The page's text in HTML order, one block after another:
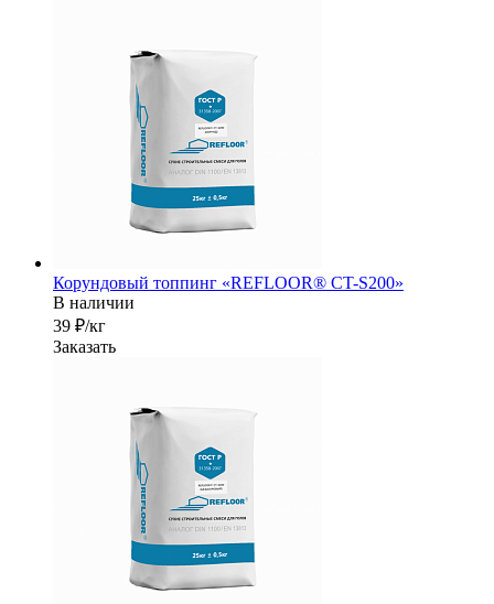
Корундовый топпинг «REFLOOR® CT-S200»
В наличии
39 ₽/кг
Заказать